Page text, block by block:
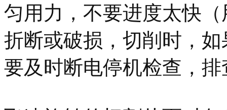
匀用力，不要进度太快
折断或破损，切削时，
要及时断电停机检查，